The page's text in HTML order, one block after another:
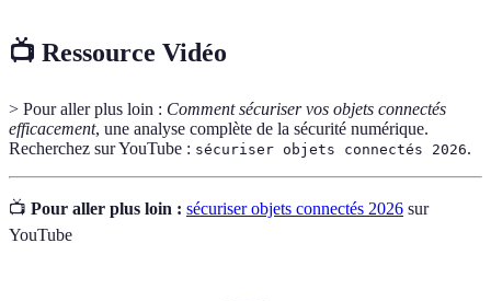
📺 Ressource Vidéo
> Pour aller plus loin : Comment sécuriser vos objets connectés
efficacement, une analyse complète de la sécurité numérique.
Recherchez sur YouTube : sécuriser objets connectés 2026.
📺 Pour aller plus loin : sécuriser objets connectés 2026 sur
YouTube